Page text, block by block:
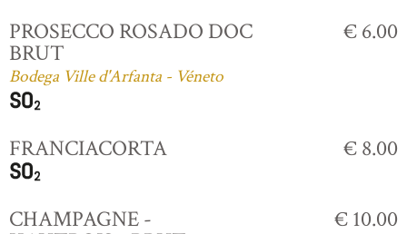
PROSECCO ROSADO DOC
BRUT
Bodega Ville d'Arfanta - Véneto
€ 6.00
FRANCIACORTA € 8.00
CHAMPAGNE - € 10.00